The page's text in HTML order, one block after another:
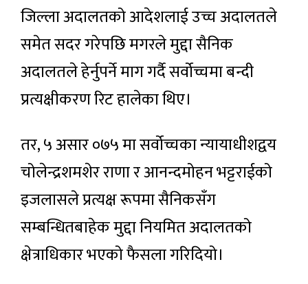
जिल्ला अदालतको आदेशलाई उच्च अदालतले
समेत सदर गरेपछि मगरले मुद्दा सैनिक
अदालतले हेर्नुपर्ने माग गर्दै सर्वोच्चमा बन्दी
प्रत्यक्षीकरण रिट हालेका थिए।
तर, ५ असार ०७५ मा सर्वोच्चका न्यायाधीशद्वय
चोलेन्द्रशमशेर राणा र आनन्दमोहन भट्टराईको
इजलासले प्रत्यक्ष रूपमा सैनिकसँग
सम्बन्धितबाहेक मुद्दा नियमित अदालतको
क्षेत्राधिकार भएको फैसला गरिदियो।